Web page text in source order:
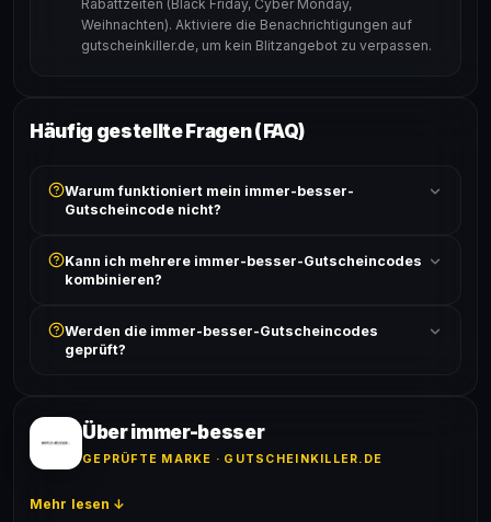
Rabattzeiten (Black Friday, Cyber Monday,
Weihnachten). Aktiviere die Benachrichtigungen auf
gutscheinkiller.de, um kein Blitzangebot zu verpassen.
Häufig gestellte Fragen (FAQ)
Warum funktioniert mein immer-besser-
Gutscheincode nicht?
ist und ob der Code nicht für bereits reduzierte Artikel
gilt. Alle Bedingungen findest du unter „Details".
Kann ich mehrere immer-besser-Gutscheincodes
kombinieren?
akzeptiert. Die Kombination mehrerer Codes ist meist
ausgeschlossen, sofern die Angebotsbedingungen
Werden die immer-besser-Gutscheincodes
geprüft?
Erfolgsquote wird bei jedem Angebot angezeigt.
Über immer-besser
GEPRÜFTE MARKE · GUTSCHEINKILLER.DE
Mehr lesen ↓